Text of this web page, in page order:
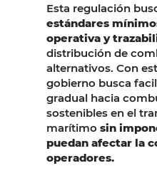
Esta regulación
estándares
operativa y
distribución de
alternativos. Con
gobierno busca
gradual hacia
sostenibles en el
marítimo sin
puedan afectar la
operadores.